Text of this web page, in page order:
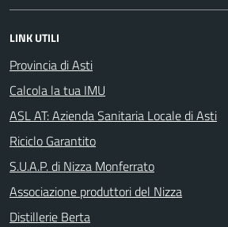
LINK UTILI
Provincia di Asti
Calcola la tua IMU
ASL AT: Azienda Sanitaria Locale di Asti
Riciclo Garantito
S.U.A.P. di Nizza Monferrato
Associazione produttori del Nizza
Distillerie Berta